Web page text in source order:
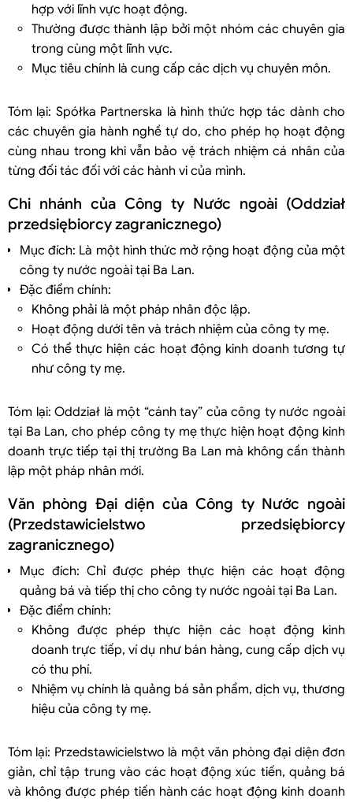
hợp với lĩnh vực hoạt động.
Thường được thành lập bởi một nhóm các chuyên gia
trong cùng một lĩnh vực.
Mục tiêu chính là cung cấp các dịch vụ chuyên môn.
Tóm lại: Spółka Partnerska là hình thức hợp tác dành cho
các chuyên gia hành nghề tự do, cho phép họ hoạt động
cùng nhau trong khi vẫn bảo vệ trách nhiệm cá nhân của
từng đối tác đối với các hành vi của mình.
Chi nhánh của Công ty Nước ngoài (Oddział
przedsiębiorcy zagranicznego)
Mục đích: Là một hình thức mở rộng hoạt động của một
công ty nước ngoài tại Ba Lan.
Đặc điểm chính:
Không phải là một pháp nhân độc lập.
Hoạt động dưới tên và trách nhiệm của công ty mẹ.
Có thể thực hiện các hoạt động kinh doanh tương tự
như công ty mẹ.
Tóm lại: Oddział là một “cánh tay” của công ty nước ngoài
tại Ba Lan, cho phép công ty mẹ thực hiện hoạt động kinh
doanh trực tiếp tại thị trường Ba Lan mà không cần thành
lập một pháp nhân mới.
Văn phòng Đại diện của Công ty Nước ngoài
(Przedstawicielstwo przedsiębiorcy
zagranicznego)
Mục đích: Chỉ được phép thực hiện các hoạt động
quảng bá và tiếp thị cho công ty nước ngoài tại Ba Lan.
Đặc điểm chính:
Không được phép thực hiện các hoạt động kinh
doanh trực tiếp, ví dụ như bán hàng, cung cấp dịch vụ
có thu phí.
Nhiệm vụ chính là quảng bá sản phẩm, dịch vụ, thương
hiệu của công ty mẹ.
Tóm lại: Przedstawicielstwo là một văn phòng đại diện đơn
giản, chỉ tập trung vào các hoạt động xúc tiến, quảng bá
và không được phép tiến hành các hoạt động kinh doanh